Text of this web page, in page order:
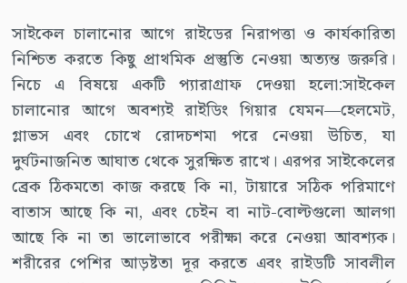
সাইকেল চালানোর আগে রাইডের নিরাপত্তা ও কার্যকারিতা
নিশ্চিত করতে কিছু প্রাথমিক প্রস্তুতি নেওয়া অত্যন্ত জরুরি।
নিচে এ বিষয়ে একটি প্যারাগ্রাফ দেওয়া হলো:সাইকেল
চালানোর আগে অবশ্যই রাইডিং গিয়ার যেমন—হেলমেট,
গ্লাভস এবং চোখে রোদচশমা পরে নেওয়া উচিত, যা
দুর্ঘটনাজনিত আঘাত থেকে সুরক্ষিত রাখে। এরপর সাইকেলের
ব্রেক ঠিকমতো কাজ করছে কি না, টায়ারে সঠিক পরিমাণে
বাতাস আছে কি না, এবং চেইন বা নাট-বোল্টগুলো আলগা
আছে কি না তা ভালোভাবে পরীক্ষা করে নেওয়া আবশ্যক।
শরীরের পেশির আড়ষ্টতা দূর করতে এবং রাইডটি সাবলীল